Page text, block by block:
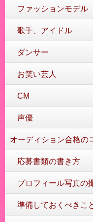
ファッションモデル
歌手、アイドル
ダンサー
お笑い芸人
CM
声優
オーディション合格の
応募書類の書き方
プロフィール写真の
準備しておくべきこ